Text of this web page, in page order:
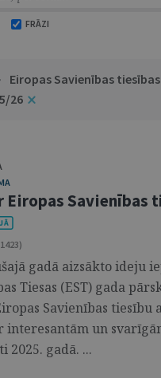
FRĀZI
Eiropas Savienības tiesības
26
Eiropas
gadā aizsākto ideju
Tiesas (EST) gada
Savienības tiesību
interesantām un
2025. gadā. ...